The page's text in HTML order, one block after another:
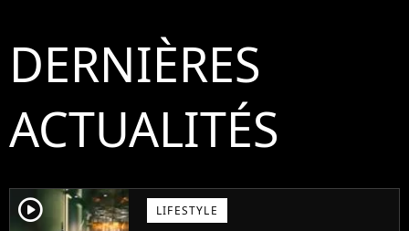
DERNIÈRES
ACTUALITÉS
player2 LIFESTYLE